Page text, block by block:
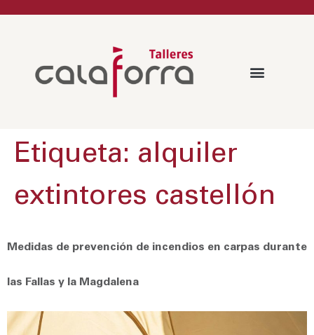
Etiqueta: alquiler
extintores castellón
Medidas de prevención de incendios en carpas durante
las Fallas y la Magdalena